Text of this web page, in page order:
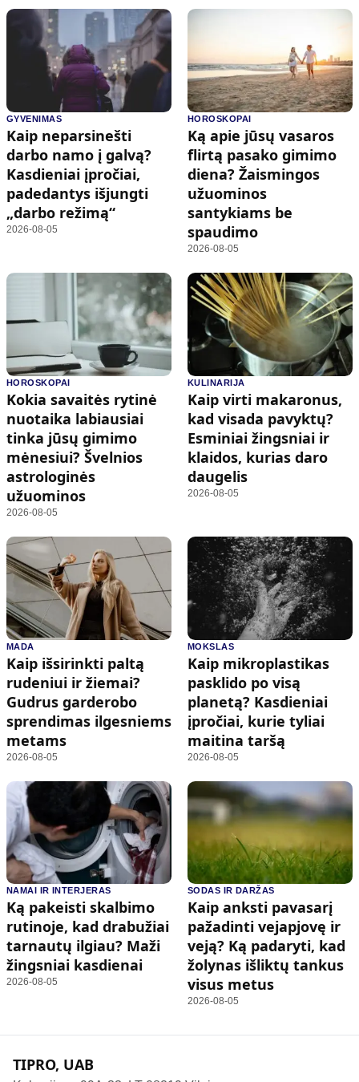
GYVENIMAS
Kaip neparsinešti
darbo namo į galvą?
Kasdieniai įpročiai,
padedantys išjungti
„darbo režimą“
2026-08-05
HOROSKOPAI
Ką apie jūsų vasaros
flirtą pasako gimimo
diena? Žaismingos
užuominos
santykiams be
spaudimo
2026-08-05
HOROSKOPAI
Kokia savaitės rytinė
nuotaika labiausiai
tinka jūsų gimimo
mėnesiui? Švelnios
astrologinės
užuominos
2026-08-05
KULINARIJA
Kaip virti makaronus,
kad visada pavyktų?
Esminiai žingsniai ir
klaidos, kurias daro
daugelis
2026-08-05
MADA
Kaip išsirinkti paltą
rudeniui ir žiemai?
Gudrus garderobo
sprendimas ilgesniems
metams
2026-08-05
MOKSLAS
Kaip mikroplastikas
pasklido po visą
planetą? Kasdieniai
įpročiai, kurie tyliai
maitina taršą
2026-08-05
NAMAI IR INTERJERAS
Ką pakeisti skalbimo
rutinoje, kad drabužiai
tarnautų ilgiau? Maži
žingsniai kasdienai
2026-08-05
SODAS IR DARŽAS
Kaip anksti pavasarį
pažadinti vejapjovę ir
veją? Ką padaryti, kad
žolynas išliktų tankus
visus metus
2026-08-05
TIPRO, UAB